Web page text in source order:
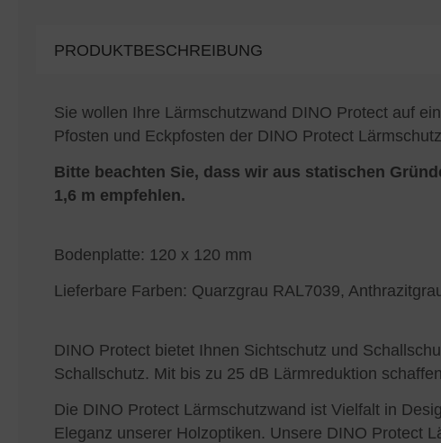
PRODUKTBESCHREIBUNG
Sie wollen Ihre Lärmschutzwand DINO Protect auf
Pfosten und Eckpfosten der DINO Protect
Bitte beachten Sie, dass wir aus statischen
1,6 m empfehlen.
Bodenplatte: 120 x 120 mm
Lieferbare Farben: Quarzgrau RAL7039,
DINO Protect bietet Ihnen Sichtschutz und
Schallschutz. Mit bis zu 25 dB Lärmreduktion
Die DINO Protect Lärmschutzwand ist Vielfalt in
Eleganz unserer Holzoptiken. Unsere DINO Protect